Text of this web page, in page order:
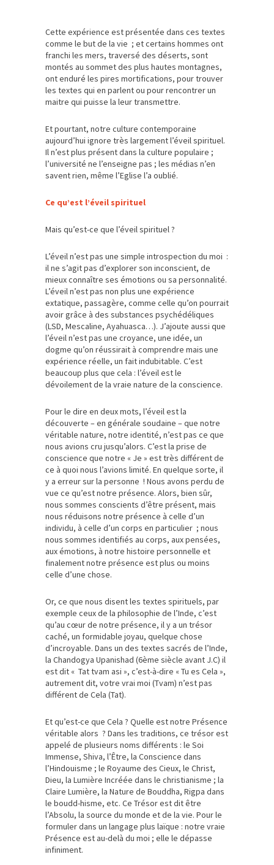
Cette expérience est présentée dans ces textes
comme le but de la vie ; et certains hommes ont
franchi les mers, traversé des déserts, sont
montés au sommet des plus hautes montagnes,
ont enduré les pires mortifications, pour trouver
les textes qui en parlent ou pour rencontrer un
maitre qui puisse la leur transmettre.
Et pourtant, notre culture contemporaine
aujourd’hui ignore très largement l’éveil spirituel.
Il n’est plus présent dans la culture populaire ;
l’université ne l’enseigne pas ; les médias n’en
savent rien, même l’Eglise l’a oublié.
Ce qu’est l’éveil spirituel
Mais qu’est-ce que l’éveil spirituel ?
L’éveil n’est pas une simple introspection du moi :
il ne s’agit pas d’explorer son inconscient, de
mieux connaître ses émotions ou sa personnalité.
L’éveil n’est pas non plus une expérience
extatique, passagère, comme celle qu’on pourrait
avoir grâce à des substances psychédéliques
(LSD, Mescaline, Ayahuasca…). J’ajoute aussi que
l’éveil n’est pas une croyance, une idée, un
dogme qu’on réussirait à comprendre mais une
expérience réelle, un fait indubitable. C’est
beaucoup plus que cela : l’éveil est le
dévoilement de la vraie nature de la conscience.
Pour le dire en deux mots, l’éveil est la
découverte – en générale soudaine – que notre
véritable nature, notre identité, n’est pas ce que
nous avions cru jusqu’alors. C’est la prise de
conscience que notre « Je » est très différent de
ce à quoi nous l’avions limité. En quelque sorte, il
y a erreur sur la personne ! Nous avons perdu de
vue ce qu’est notre présence. Alors, bien sûr,
nous sommes conscients d’être présent, mais
nous réduisons notre présence à celle d’un
individu, à celle d’un corps en particulier ; nous
nous sommes identifiés au corps, aux pensées,
aux émotions, à notre histoire personnelle et
finalement notre présence est plus ou moins
celle d’une chose.
Or, ce que nous disent les textes spirituels, par
exemple ceux de la philosophie de l’Inde, c’est
qu’au cœur de notre présence, il y a un trésor
caché, un formidable joyau, quelque chose
d’incroyable. Dans un des textes sacrés de l’Inde,
la Chandogya Upanishad (6ème siècle avant J.C) il
est dit « Tat tvam asi », c’est-à-dire « Tu es Cela »,
autrement dit, votre vrai moi (Tvam) n’est pas
différent de Cela (Tat).
Et qu’est-ce que Cela ? Quelle est notre Présence
véritable alors ? Dans les traditions, ce trésor est
appelé de plusieurs noms différents : le Soi
Immense, Shiva, l’Être, la Conscience dans
l’Hindouisme ; le Royaume des Cieux, le Christ,
Dieu, la Lumière Incréée dans le christianisme ; la
Claire Lumière, la Nature de Bouddha, Rigpa dans
le boudd-hisme, etc. Ce Trésor est dit être
l’Absolu, la source du monde et de la vie. Pour le
formuler dans un langage plus laïque : notre vraie
Présence est au-delà du moi ; elle le dépasse
infiniment.